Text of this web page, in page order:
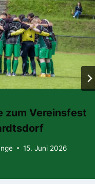
zum Vereinsfest
15. Juni 2026